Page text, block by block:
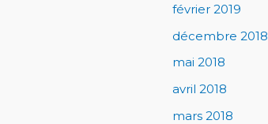
février 2019
décembre 2018
mai 2018
avril 2018
mars 2018